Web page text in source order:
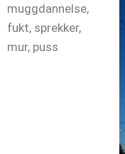
muggdannelse,
fukt, sprekker,
mur, puss